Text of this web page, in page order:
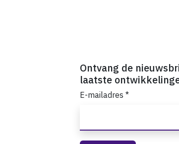
Ontvang de
laatste
E-mailadres *